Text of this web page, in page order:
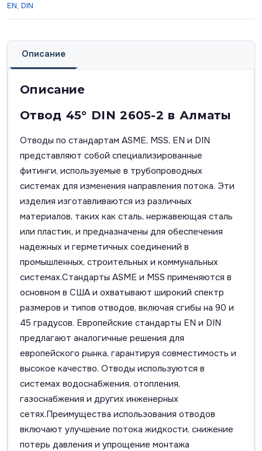
EN, DIN
Описание
Описание
Отвод 45° DIN 2605-2 в Алматы
Отводы по стандартам ASME, MSS, EN и DIN
представляют собой специализированные
фитинги, используемые в трубопроводных
системах для изменения направления потока. Эти
изделия изготавливаются из различных
материалов, таких как сталь, нержавеющая сталь
или пластик, и предназначены для обеспечения
надежных и герметичных соединений в
промышленных, строительных и коммунальных
системах.Стандарты ASME и MSS применяются в
основном в США и охватывают широкий спектр
размеров и типов отводов, включая сгибы на 90 и
45 градусов. Европейские стандарты EN и DIN
предлагают аналогичные решения для
европейского рынка, гарантируя совместимость и
высокое качество. Отводы используются в
системах водоснабжения, отопления,
газоснабжения и других инженерных
сетях.Преимущества использования отводов
включают улучшение потока жидкости, снижение
потерь давления и упрощение монтажа